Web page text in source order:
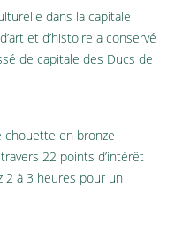
dans la capitale
et d’histoire a conservé
de capitale des Ducs de
chouette en bronze
22 points d’intérêt
2 à 3 heures pour un